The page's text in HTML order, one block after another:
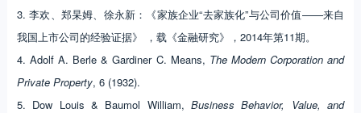
3. 李欢、郑杲姆、徐永新：《家族企业“去家族化”与公司价值——来自
我国上市公司的经验证据》 ，载《金融研究》，2014年第11期。
4. Adolf A. Berle & Gardiner C. Means, The Modern Corporation and
Private Property, 6 (1932).
5. Dow Louis & Baumol William,Business Behavior, Value, and